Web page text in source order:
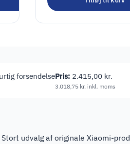
forsendelsePris: 2.415,00 kr.
3.018,75 kr. inkl. moms
udvalg af originale Xiaomi-